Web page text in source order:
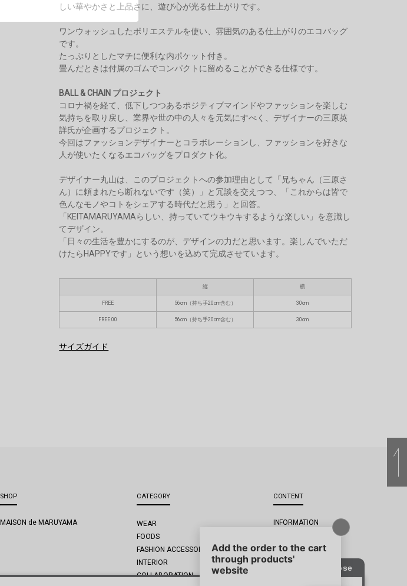
しい華やかさと上品さに、遊び心が光る仕上がりです。
ワンウォッシュしたポリエステルを使い、雰囲気のある仕上がりのエコバッグ
です。
たっぷりとしたマチに便利な内ポケット付き。
畳んだときは付属のゴムでコンパクトに留めることができる仕様です。
BALL & CHAIN プロジェクト
コロナ禍を経て、低下しつつあるポジティブマインドやファッションを楽しむ
気持ちを取り戻し、業界や世の中の人々を元気にすべく、デザイナーの三原英
詳氏が企画するプロジェクト。
今回はファッションデザイナーとコラボレーションし、ファッションを好きな
人が使いたくなるエコバッグをプロダクト化。
デザイナー丸山は、このプロジェクトへの参加理由として「兄ちゃん（三原さ
ん）に頼まれたら断れないです（笑）」と冗談を交えつつ、「これからは皆で
色んなモノやコトをシェアする時代だと思う」と回答。
「KEITAMARUYAMAらしい、持っていてウキウキするような楽しい」を意識し
てデザイン。
「日々の生活を豊かにするのが、デザインの力だと思います。楽しんでいただ
けたらHAPPYです」という想いを込めて完成させています。
縦 横
FREE 56cm（持ち手20cm含む） 30cm
FREE 00 56cm（持ち手20cm含む） 30cm
サイズガイド
SHOP
MAISON de MARUYAMA
CATEGORY
WEAR
FOODS
FASHION ACCESSORIES
INTERIOR
COLLABORATION
CONTENT
INFORMATION
USER GUIDE